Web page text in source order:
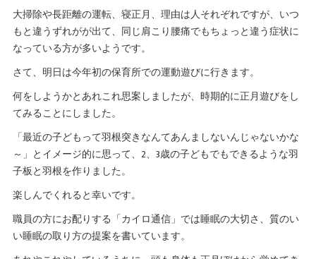
大掃除や長距離の運転、寝正月、理由は人それぞれですが、いつ
もと違うずれがが出て、同じ肩こり腰痛でもちょっと違う症状に
なっている方が多いようです。
さて、明日は今年初の保育所での運動遊びに行きます。
何をしようかとあれこれ思案しましたが、時期的に正月遊びをし
てみることにしました。
「最近の子どもって羽根突きなんてあんましないんじゃないかな
～」とイメージ的に思って、2、3歳の子どもでもできるような羽
子板と羽根を作りました。
楽しんでくれると幸いです。
職員の方にお配りする「カイロ通信」では睡眠の大切さ、質のい
い睡眠の取り方の提案を書いています。